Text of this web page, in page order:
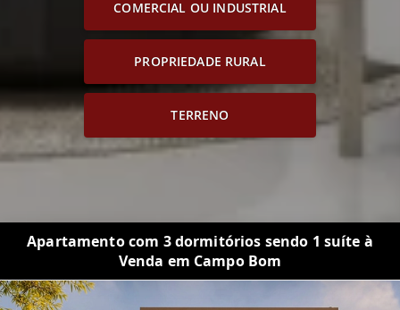
COMERCIAL OU INDUSTRIAL
PROPRIEDADE RURAL
TERRENO
Apartamento com 3 dormitórios sendo 1 suíte à
Venda em Campo Bom